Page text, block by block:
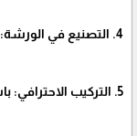
4. التصنيع في الورشة: حسب التصميم بدقة عالية.
5. التركيب الاحترافي: باستخدام أدوات وبراغي مقاومة للصدأ والحرارة.